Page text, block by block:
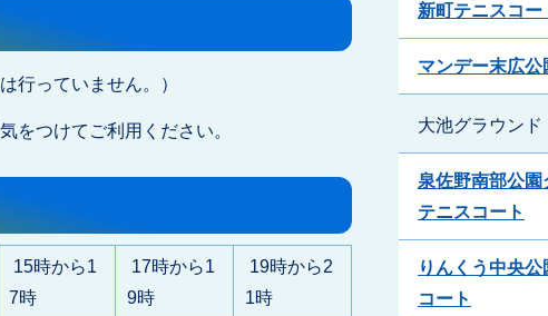
行っていません。）
をつけてご利用ください。
15時から1
7時
17時から1
9時
19時から2
1時
新町テニスコー
マンデー末広公
大池グラウンド
泉佐野南部公園
テニスコート
りんくう中央
コート